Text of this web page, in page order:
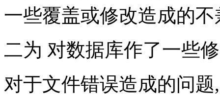
一些覆盖或修改造成的
二为 对数据库作了一些
对于文件错误造成的问题,